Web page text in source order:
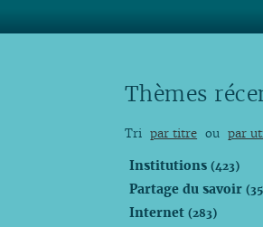
Thèmes
Tri par titre ou par
Institutions(423)
Partage du savoir
Internet(283)